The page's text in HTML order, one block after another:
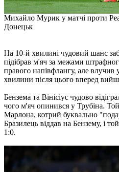
Михайло Мурик у матчі проти
Донецьк
На 10-й хвилині чудовий шанс
підібрав м'яч за межами
правого напівфлангу, але
хвилини після цього вперед
Бензема та Вінісіус чудово
чого м'яч опинився у Трубіна.
Марлона, котрий буквально
Бразилець віддав на Бензему, і
1:0.